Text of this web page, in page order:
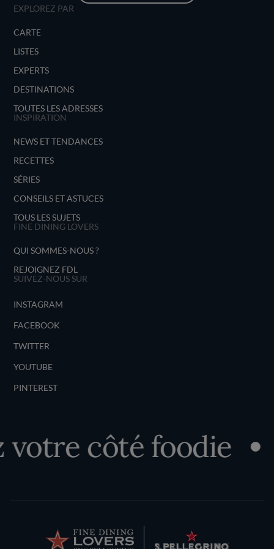
Gilles Goujon excelle dans l’art de marier les
tout en respectant les traditions culinaires en
fait un chef d'exception. L'Auberge du Vieux
gastronomique inoubliable, où la créativité et
la qualité des produits se rencontrent pour le
plaisir des papilles.
EXPLOREZ PAR
CARTE
LISTES
EXPERTS
DESTINATIONS
TOUTES LES ADRESSES
INSPIRATION
NEWS ET TENDANCES
RECETTES
SÉRIES
CONSEILS ET ASTUCES
TOUS LES SUJETS
FINE DINING LOVERS
QUI SOMMES-NOUS ?
REJOIGNEZ FDL
SUIVEZ-NOUS SUR
INSTAGRAM
FACEBOOK
TWITTER
YOUTUBE
PINTEREST
côté foodie